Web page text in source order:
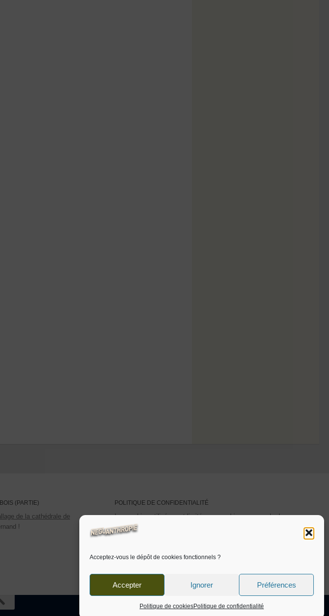
Acceptez-vous le dépôt de cookies fonctionnels ?
Accepter Ignorer Préférences
Politique de cookiesPolitique de confidentialité
(PARTIE)
de la cathédrale de
!
POLITIQUE DE CONFIDENTIALITÉ
Les cookies utilisés sont limités aux cookies personnels. Les
statistiques de visites sont auto-hébergées.
cookies
‘.